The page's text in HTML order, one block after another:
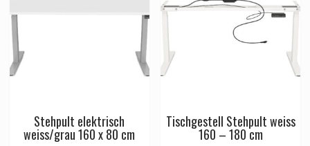
Stehpult elektrisch
weiss/grau 160 x 80 cm
Tischgestell Stehpult weiss
160 – 180 cm